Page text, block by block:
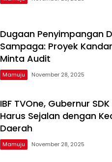
Dugaan Penyimpangan
Sampaga: Proyek
Minta Audit
Mamuju November 28, 2025
IBF TVOne, Gubernur
Harus Sejalan dengan
Daerah
Mamuju November 28, 2025